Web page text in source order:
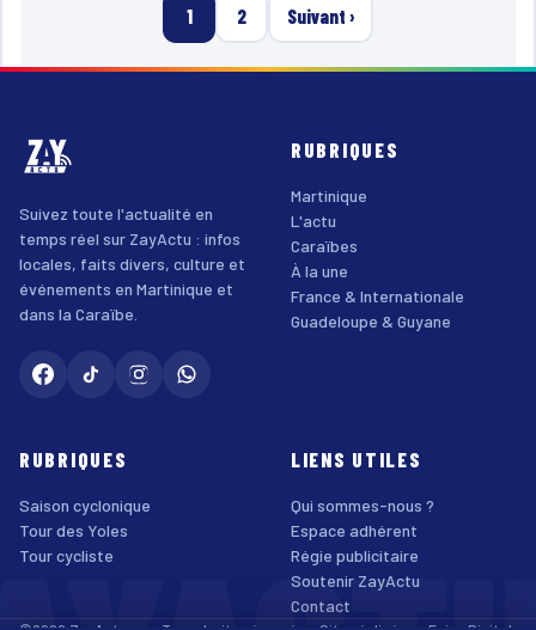
1 2 Suivant ›
Suivez toute l'actualité en
temps réel sur ZayActu : infos
locales, faits divers, culture et
événements en Martinique et
dans la Caraïbe.
RUBRIQUES
Martinique
L'actu
Caraïbes
À la une
France & Internationale
Guadeloupe & Guyane
RUBRIQUES
Saison cyclonique
Tour des Yoles
Tour cycliste
LIENS UTILES
Qui sommes-nous ?
Espace adhérent
Régie publicitaire
Soutenir ZayActu
Contact